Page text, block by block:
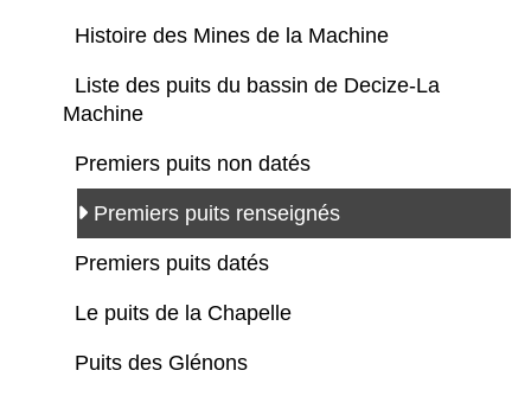
Histoire des Mines de la Machine
Liste des puits du bassin de Decize-La
Machine
Premiers puits non datés
Premiers puits renseignés
Premiers puits datés
Le puits de la Chapelle
Puits des Glénons